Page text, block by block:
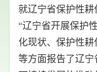
就辽宁省保护性耕
“辽宁省开展保护
化现状、保护性
等方面报告了辽宁